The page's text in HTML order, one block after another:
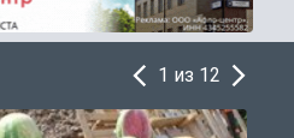
1 из 12